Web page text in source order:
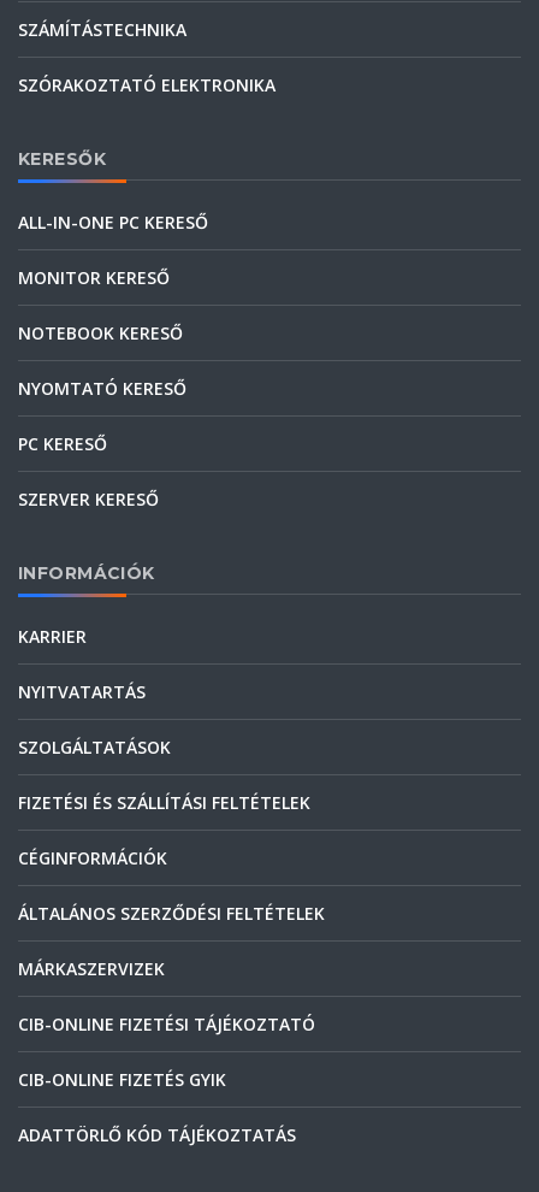
SZÁMÍTÁSTECHNIKA
SZÓRAKOZTATÓ ELEKTRONIKA
KERESŐK
ALL-IN-ONE PC KERESŐ
MONITOR KERESŐ
NOTEBOOK KERESŐ
NYOMTATÓ KERESŐ
PC KERESŐ
SZERVER KERESŐ
INFORMÁCIÓK
KARRIER
NYITVATARTÁS
SZOLGÁLTATÁSOK
FIZETÉSI ÉS SZÁLLÍTÁSI FELTÉTELEK
CÉGINFORMÁCIÓK
ÁLTALÁNOS SZERZŐDÉSI FELTÉTELEK
MÁRKASZERVIZEK
CIB-ONLINE FIZETÉSI TÁJÉKOZTATÓ
CIB-ONLINE FIZETÉS GYIK
ADATTÖRLŐ KÓD TÁJÉKOZTATÁS